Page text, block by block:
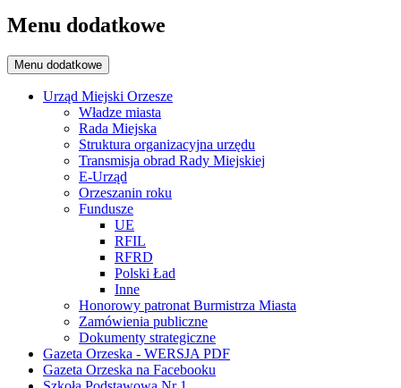
Menu dodatkowe
Menu dodatkowe
Urząd Miejski Orzesze
Władze miasta
Rada Miejska
Struktura organizacyjna urzędu
Transmisja obrad Rady Miejskiej
E-Urząd
Orzeszanin roku
Fundusze
UE
RFIL
RFRD
Polski Ład
Inne
Honorowy patronat Burmistrza Miasta
Zamówienia publiczne
Dokumenty strategiczne
Gazeta Orzeska - WERSJA PDF
Gazeta Orzeska na Facebooku